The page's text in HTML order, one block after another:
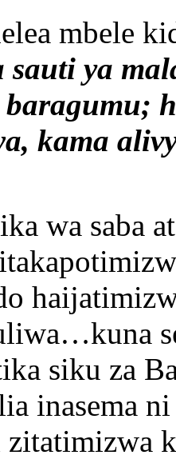
mbele
ya
kama
wa saba
siku za
inasema